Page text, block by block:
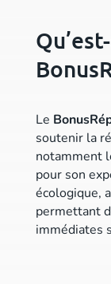
Le
soutenir la
notamment
pour son
écologique,
permettant
immédiates